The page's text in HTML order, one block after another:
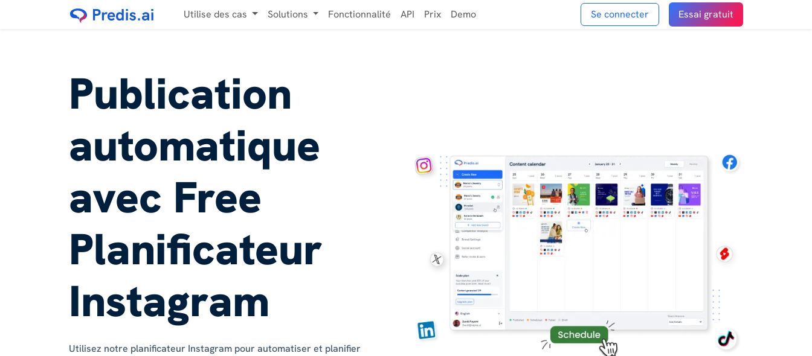
Utilise des cas Solutions Fonctionnalité API Prix Demo Se connecter Essai gratuit
Publication
automatique
avec Free
Planificateur
Instagram
Utilisez notre planificateur Instagram pour automatiser et planifier